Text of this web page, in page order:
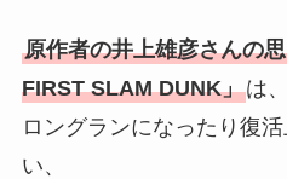
原作者の井上雄彦さんの
FIRST SLAM DUNK」は、
ロングランになったり復
い、